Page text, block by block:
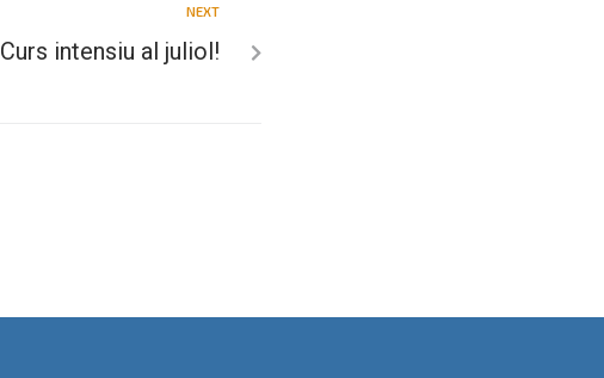
NEXT
Curs intensiu al juliol!